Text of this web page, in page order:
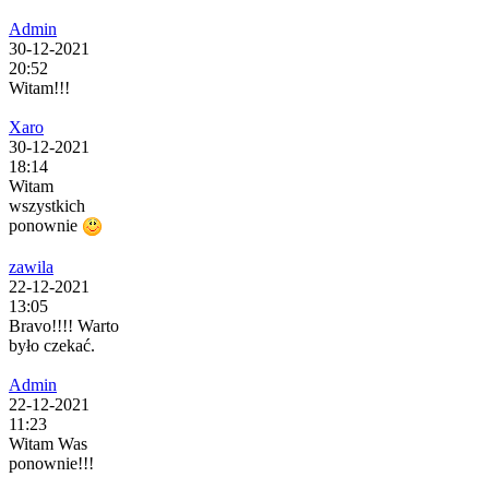
Admin
30-12-2021
20:52
Witam!!!
Xaro
30-12-2021
18:14
Witam
wszystkich
ponownie
zawila
22-12-2021
13:05
Bravo!!!! Warto
było czekać.
Admin
22-12-2021
11:23
Witam Was
ponownie!!!